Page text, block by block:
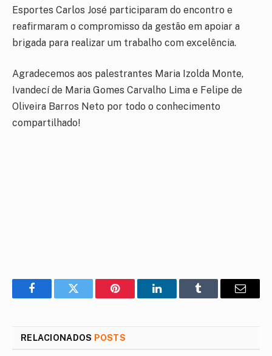
Esportes Carlos José participaram do encontro e
reafirmaram o compromisso da gestão em apoiar a
brigada para realizar um trabalho com excelência.
Agradecemos aos palestrantes Maria Izolda Monte,
Ivandecí de Maria Gomes Carvalho Lima e Felipe de
Oliveira Barros Neto por todo o conhecimento
compartilhado!
FacebookTwitter Pinterest LinkedInTumblr
E-
RELACIONADOS POSTS